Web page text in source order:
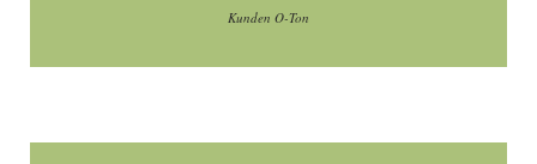
Kunden O-Ton